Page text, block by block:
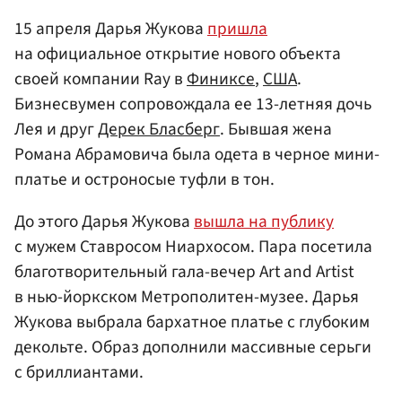
15 апреля Дарья Жукова пришла
на официальное открытие нового объекта
своей компании Ray в Финиксе, США.
Бизнесвумен сопровождала ее 13-летняя дочь
Лея и другДерек Бласберг. Бывшая жена
Романа Абрамовича была одета в черное мини-
платье и остроносые туфли в тон.
До этого Дарья Жуковавышла на публику
с мужем Ставросом Ниархосом. Пара посетила
благотворительный гала-вечер Art and Artist
в нью-йоркском Метрополитен-музее. Дарья
Жукова выбрала бархатное платье с глубоким
декольте. Образ дополнили массивные серьги
с бриллиантами.